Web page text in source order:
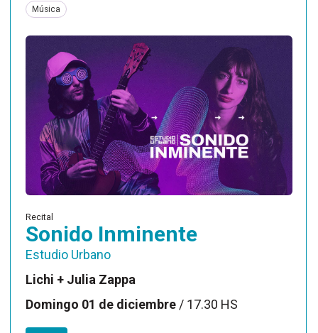
Música
Recital
Sonido Inminente
Estudio Urbano
Lichi + Julia Zappa
Domingo 01 de diciembre / 17.30 HS